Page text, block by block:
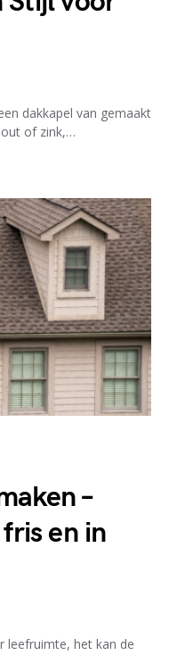
dakkapel van gemaakt
of zink,…
–
en in
leefruimte, het kan de